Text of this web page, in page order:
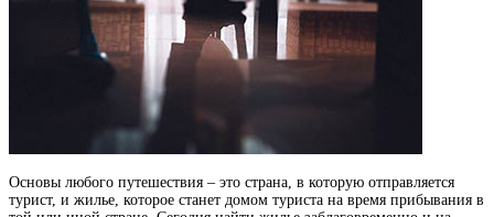
Основы любого путешествия – это страна, в которую отправляется
турист, и жилье, которое станет домом туриста на время прибывания в